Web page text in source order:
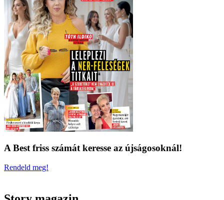
A Best friss számát keresse az újságosoknál!
Rendeld meg!